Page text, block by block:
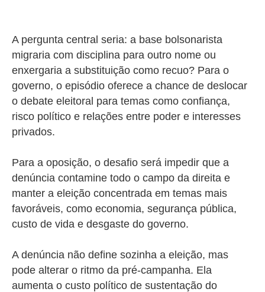
A pergunta central seria: a base bolsonarista
migraria com disciplina para outro nome ou
enxergaria a substituição como recuo? Para o
governo, o episódio oferece a chance de deslocar
o debate eleitoral para temas como confiança,
risco político e relações entre poder e interesses
privados.
Para a oposição, o desafio será impedir que a
denúncia contamine todo o campo da direita e
manter a eleição concentrada em temas mais
favoráveis, como economia, segurança pública,
custo de vida e desgaste do governo.
A denúncia não define sozinha a eleição, mas
pode alterar o ritmo da pré-campanha. Ela
aumenta o custo político de sustentação do